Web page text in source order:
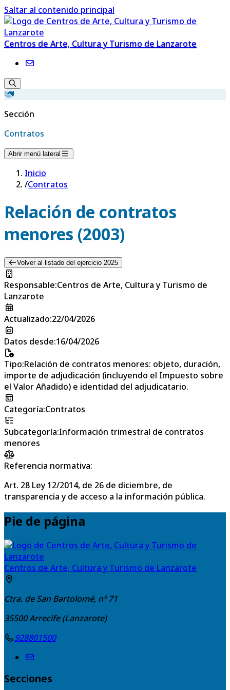
Saltar al contenido principal
Centros de Arte, Cultura y Turismo de Lanzarote
Sección
Contratos
Abrir menú lateral
Inicio
/Contratos
Relación de contratos
menores (2003)
Volver al listado del ejercicio 2025
Responsable:Centros de Arte, Cultura y Turismo de
Lanzarote
Actualizado:22/04/2026
Datos desde:16/04/2026
Tipo:Relación de contratos menores: objeto, duración,
importe de adjudicación (incluyendo el Impuesto sobre
el Valor Añadido) e identidad del adjudicatario.
Categoría:Contratos
Subcategoría:Información trimestral de contratos
menores
Referencia normativa:
Art. 28 Ley 12/2014, de 26 de diciembre, de
transparencia y de acceso a la información pública.
Pie de página
Centros de Arte, Cultura y Turismo de Lanzarote
Ctra. de San Bartolomé, nº 71
35500Arrecife (Lanzarote)
928801500
Secciones